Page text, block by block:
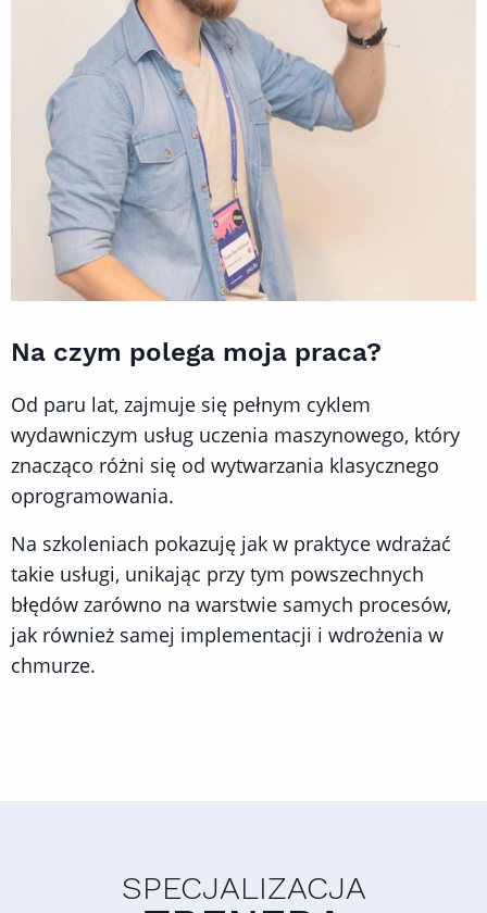
Na czym polega moja praca?
Od paru lat, zajmuje się pełnym cyklem
wydawniczym usług uczenia maszynowego, który
znacząco różni się od wytwarzania klasycznego
oprogramowania.
Na szkoleniach pokazuję jak w praktyce wdrażać
takie usługi, unikając przy tym powszechnych
błędów zarówno na warstwie samych procesów,
jak również samej implementacji i wdrożenia w
chmurze.
SPECJALIZACJA